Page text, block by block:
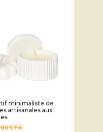
minimaliste de
artisanales aux
CFA